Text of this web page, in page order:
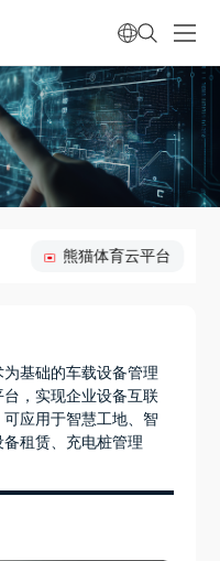
熊猫体育云平台
基础的车载设备管理
，实现企业设备互联
应用于智慧工地、智
租赁、充电桩管理